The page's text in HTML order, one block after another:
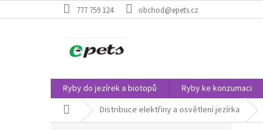
na
777 759 124 obchod@epets.cz
Ryby do jezírek a biotopů Ryby ke konzumaci
Domů Distribuce elektřiny a osvětlení jezírka